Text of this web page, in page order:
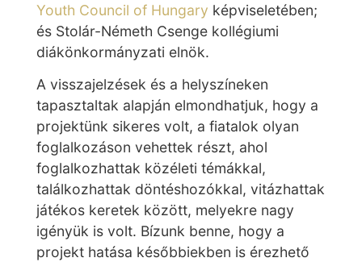
Youth Council of Hungary képviseletében;
és Stolár-Németh Csenge kollégiumi
diákönkormányzati elnök.
A visszajelzések és a helyszíneken
tapasztaltak alapján elmondhatjuk, hogy a
projektünk sikeres volt, a fiatalok olyan
foglalkozáson vehettek részt, ahol
foglalkozhattak közéleti témákkal,
találkozhattak döntéshozókkal, vitázhattak
játékos keretek között, melyekre nagy
igényük is volt. Bízunk benne, hogy a
projekt hatása későbbiekben is érezhető